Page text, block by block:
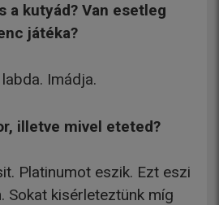
a kutyád? Van esetleg
játéka?
Imádja.
illetve mivel eteted?
Platinumot eszik. Ezt eszi
Sokat kisérleteztünk míg